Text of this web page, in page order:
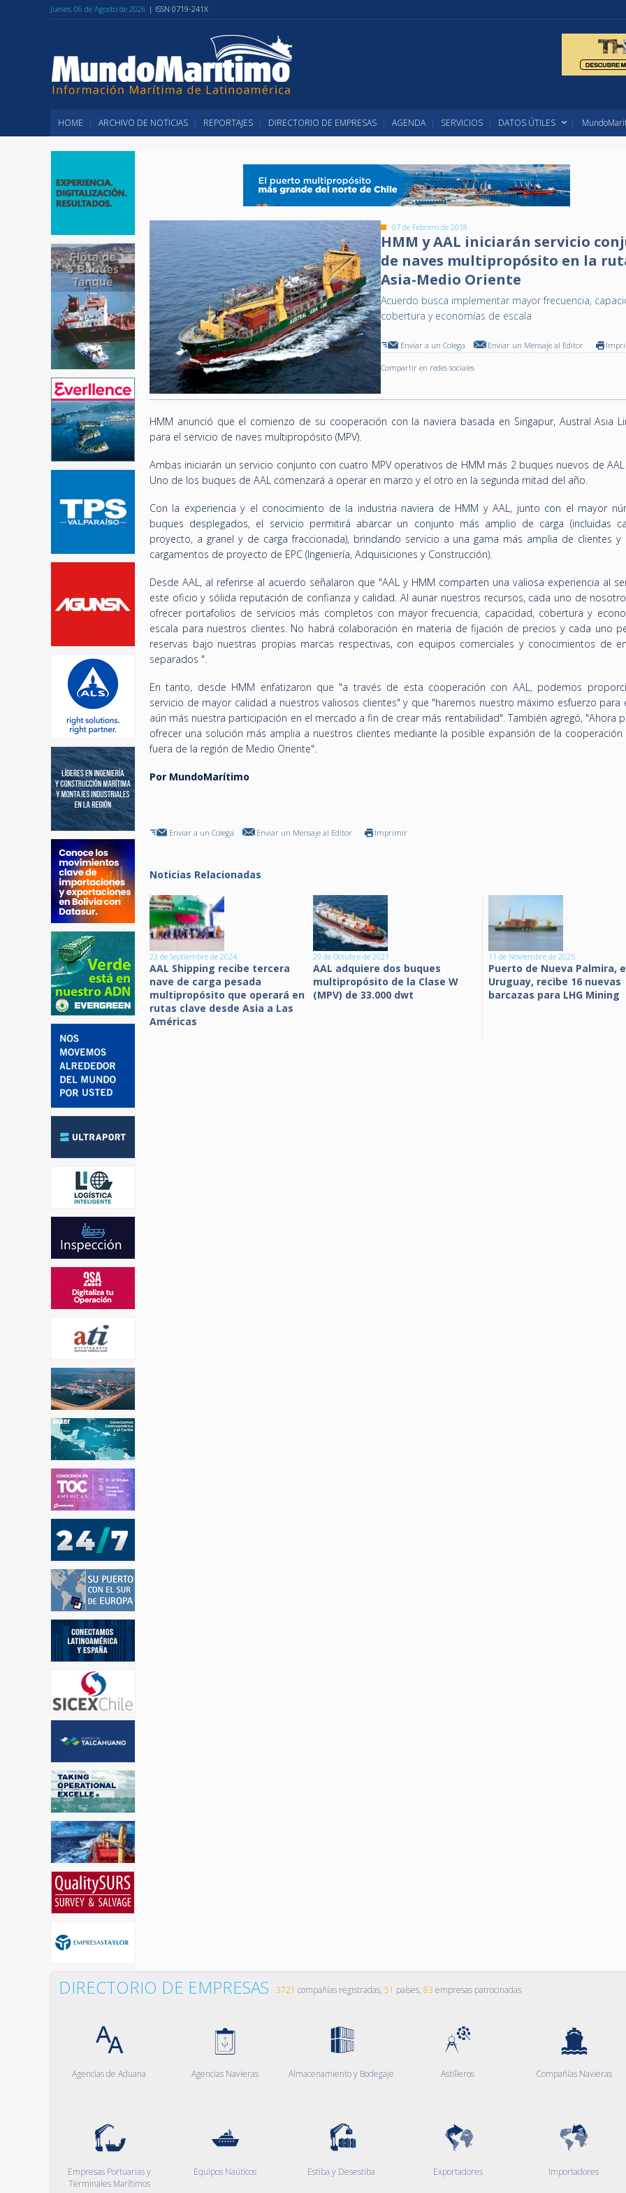
Jueves, 06 de Agosto de 2026 | ISSN 0719-241X
HOME ARCHIVO DE NOTICIAS REPORTAJES DIRECTORIO DE EMPRESAS AGENDA SERVICIOS DATOS ÚTILES
07 de Febrero de 2018
HMM y AAL iniciarán servicio
de naves multipropósito en la
Asia-Medio Oriente
Acuerdo busca implementar mayor frecuencia,
cobertura y economías de escala
Enviar a un Colega Enviar un Mensaje al Editor
Compartir en redes sociales
HMM anunció que el comienzo de su cooperación con la naviera basada en Singapur, Austral Asia
para el servicio de naves multipropósito (MPV).
Ambas iniciarán un servicio conjunto con cuatro MPV operativos de HMM más 2 buques nuevos de AAL
Uno de los buques de AAL comenzará a operar en marzo y el otro en la segunda mitad del año.
Con la experiencia y el conocimiento de la industria naviera de HMM y AAL, junto con el mayor
buques desplegados, el servicio permitirá abarcar un conjunto más amplio de carga (incluidas
proyecto, a granel y de carga fraccionada), brindando servicio a una gama más amplia de clientes y
cargamentos de proyecto de EPC (Ingeniería, Adquisiciones y Construcción).
Desde AAL, al referirse al acuerdo señalaron que "AAL y HMM comparten una valiosa experiencia al
este oficio y sólida reputación de confianza y calidad. Al aunar nuestros recursos, cada uno de
ofrecer portafolios de servicios más completos con mayor frecuencia, capacidad, cobertura y
escala para nuestros clientes. No habrá colaboración en materia de fijación de precios y cada uno
reservas bajo nuestras propias marcas respectivas, con equipos comerciales y conocimientos de
separados ".
En tanto, desde HMM enfatizaron que "a través de esta cooperación con AAL, podemos
servicio de mayor calidad a nuestros valiosos clientes" y que "haremos nuestro máximo esfuerzo para
aún más nuestra participación en el mercado a fin de crear más rentabilidad". También agregó, "Ahora
ofrecer una solución más amplia a nuestros clientes mediante la posible expansión de la cooperación
fuera de la región de Medio Oriente".
Por MundoMarítimo
Enviar a un Colega Enviar un Mensaje al Editor Imprimir
Noticias Relacionadas
23 de Septiembre de 2024
AAL Shipping recibe tercera
nave de carga pesada
multipropósito que operará en
rutas clave desde Asia a Las
Américas
29 de Octubre de 2021
AAL adquiere dos buques
multipropósito de la Clase W
(MPV) de 33.000 dwt
11 de Noviembre de 2025
Puerto de Nueva Palmira,
Uruguay, recibe 16 nuevas
barcazas para LHG Mining
DIRECTORIO DE EMPRESAS 3721 compañías registradas, 51 países, 83 empresas patrocinadas
Agencias de Aduana Agencias Navieras Almacenamiento y Bodegaje Astilleros Compañías Navieras
Empresas Portuarias y
Terminales Marítimos
Equipos Naúticos Estiba y Desestiba Exportadores Importadores